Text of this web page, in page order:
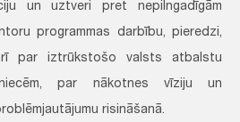
un uztveri pret nepilngadīgām
programmas darbību, pieredzi,
par iztrūkstošo valsts atbalstu
par nākotnes vīziju un
risināšanā.